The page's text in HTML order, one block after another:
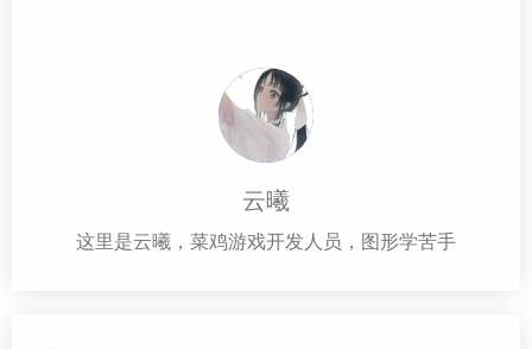
云曦
这里是云曦，菜鸡游戏开发人员，图形学苦手